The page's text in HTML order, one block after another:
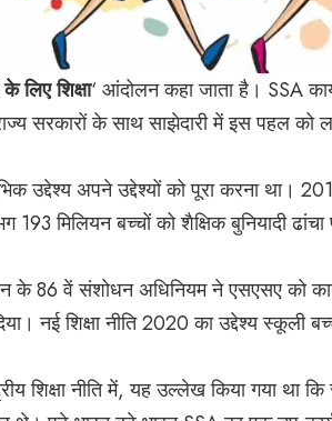
लिए शिक्षा‘ आंदोलन कहा जाता है। SSA
सरकारों के साथ साझेदारी में इस पहल को
उद्देश्य अपने उद्देश्यों को पूरा करना था।
193 मिलियन बच्चों को शैक्षिक बुनियादी
के 86 वें संशोधन अधिनियम ने एसएसए को
नई शिक्षा नीति 2020 का उद्देश्य स्कूली
शिक्षा नीति में, यह उल्लेख किया गया